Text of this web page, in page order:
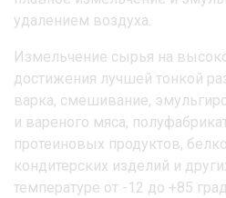
удалением воздуха.
Измельчение сырья на
достижения лучшей тонкой
варка, смешивание,
и вареного мяса,
протеиновых продуктов,
кондитерских изделий и
температуре от -12 до +85